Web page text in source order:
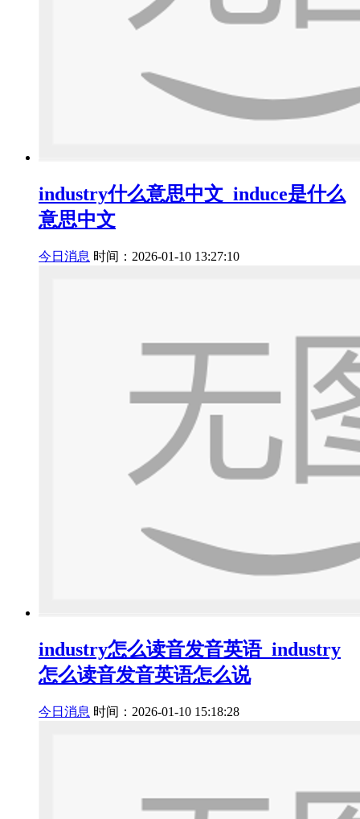
industry什么意思中文_induce是什么
意思中文
今日消息 时间：2026-01-10 13:27:10
industry怎么读音发音英语_industry
怎么读音发音英语怎么说
今日消息 时间：2026-01-10 15:18:28